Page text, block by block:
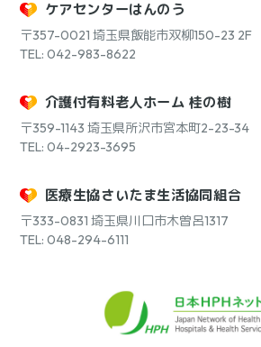
ケアセンターはんのう
〒357-0021 埼玉県飯能市双柳150-23 2F
TEL: 042-983-8622
介護付有料老人ホーム 桂の樹
〒359-1143 埼玉県所沢市宮本町2-23-34
TEL: 04-2923-3695
医療生協さいたま生活協同組合
〒333-0831 埼玉県川口市木曽呂1317
TEL: 048-294-6111